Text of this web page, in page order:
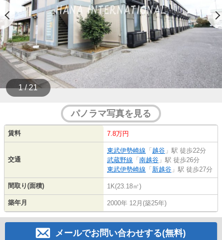
1 / 21
パノラマ写真を見る
賃料 7.8万円
交通
東武伊勢崎線 「越谷 」駅 徒歩22分
武蔵野線 「南越谷 」駅 徒歩26分
東武伊勢崎線 「新越谷 」駅 徒歩27分
間取り(面積) 1K(23.18㎡)
築年月 2000年 12月(築25年)
メールでお問い合わせする(無料)